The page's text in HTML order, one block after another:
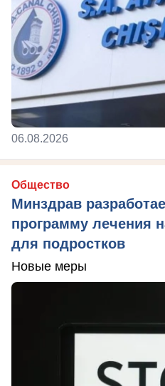
06.08.2026
Общество
Минздрав
программу лечения
для подростков
Новые меры